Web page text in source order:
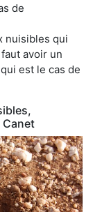
de
nuisibles qui
avoir un
est le cas de